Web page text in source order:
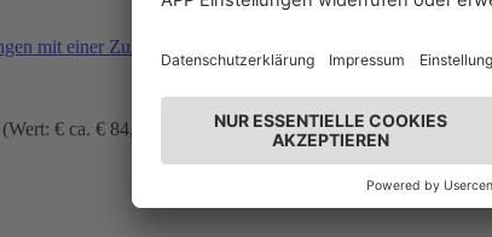
mit einer Zustimmung von 96% vor
€ ca. € 84,- pro Zimmer) - nur solange der Vorrat reicht